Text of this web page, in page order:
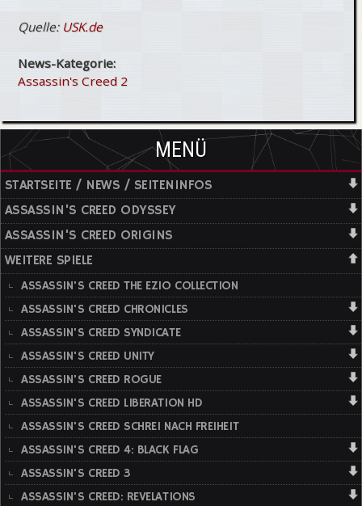
Quelle: USK.de
News-Kategorie:
Assassin's Creed 2
MENÜ
STARTSEITE / NEWS / SEITENINFOS
ASSASSIN'S CREED ODYSSEY
ASSASSIN'S CREED ORIGINS
WEITERE SPIELE
ASSASSIN'S CREED THE EZIO COLLECTION
ASSASSIN'S CREED CHRONICLES
ASSASSIN'S CREED SYNDICATE
ASSASSIN'S CREED UNITY
ASSASSIN'S CREED ROGUE
ASSASSIN'S CREED LIBERATION HD
ASSASSIN'S CREED SCHREI NACH FREIHEIT
ASSASSIN'S CREED 4: BLACK FLAG
ASSASSIN'S CREED 3
ASSASSIN'S CREED: REVELATIONS